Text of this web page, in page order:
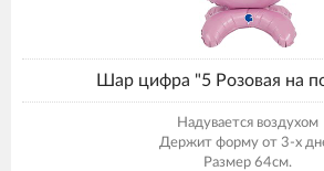
Шар цифра "5 Розовая на
Надувается воздухом
Держит форму от 3-х
Размер 64см.